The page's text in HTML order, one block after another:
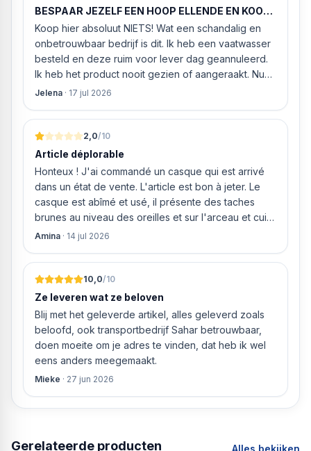
medewerker gaf aan dat, als we gelijk via de
website gingen bestellen en betalen, hij z’n best
ging doen om ‘s middags nog te leveren. Het
bleken geen loze woorden: om 16.00 uur werd de
Neff vaatwasser geleverd en ver
BESPAAR JEZELF EEN HOOP ELLENDE EN KOOP
HIER NIETS!
Koop hier absoluut NIETS! Wat een schandalig en
onbetrouwbaar bedrijf is dit. Ik heb een vaatwasser
besteld en deze ruim voor lever dag geannuleerd.
Ik heb het product nooit gezien of aangeraakt. Nu
weigeren ze gewoon om mijn geld volledig terug te
van MIJN geld inhouden!
Jelena · 17 jul 2026
2,0/10
Article déplorable
Honteux ! J'ai commandé un casque qui est arrivé
dans un état de vente. L'article est bon à jeter. Le
casque est abîmé et usé, il présente des taches
brunes au niveau des oreilles et sur l'arceau et cuir
qui est craquelé ! Les coussins sont eux « dégonflés
Amina · 14 jul 2026
10,0/10
Ze leveren wat ze beloven
Blij met het geleverde artikel, alles geleverd zoals
beloofd, ook transportbedrijf Sahar betrouwbaar,
doen moeite om je adres te vinden, dat heb ik wel
eens anders meegemaakt.
Mieke · 27 jun 2026
Gerelateerde producten Alles bekijken